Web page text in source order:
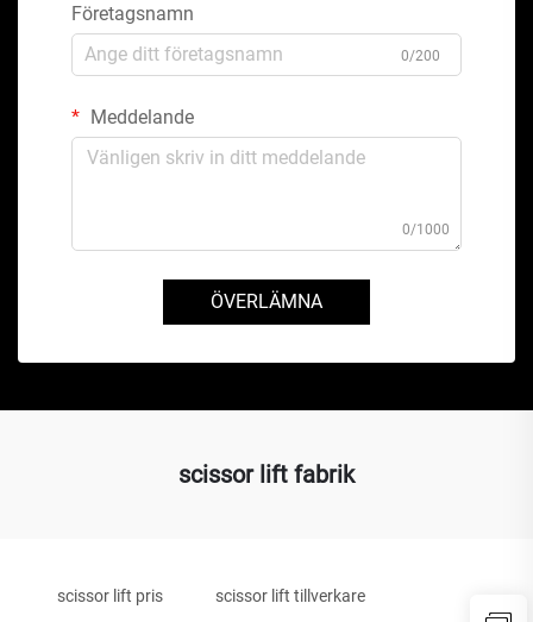
Företagsnamn
0/200
Meddelande
0/1000
ÖVERLÄMNA
scissor lift fabrik
scissor lift pris scissor lift tillverkare